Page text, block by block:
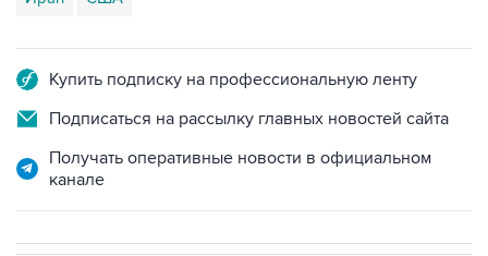
Купить подписку на профессиональную ленту
Подписаться на рассылку главных новостей сайта
Получать оперативные новости в официальном
канале